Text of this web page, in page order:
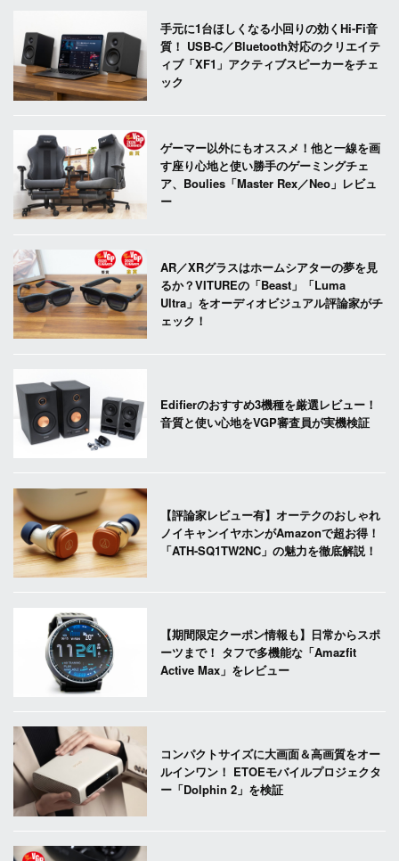
手元に1台ほしくなる小回りの効くHi-Fi音
質！ USB-C／Bluetooth対応のクリエイテ
ィブ「XF1」アクティブスピーカーをチェ
ック
ゲーマー以外にもオススメ！他と一線を画
す座り心地と使い勝手のゲーミングチェ
ア、Boulies「Master Rex／Neo」レビュ
ー
AR／XRグラスはホームシアターの夢を見
るか？VITUREの「Beast」「Luma
Ultra」をオーディオビジュアル評論家がチ
ェック！
Edifierのおすすめ3機種を厳選レビュー！
音質と使い心地をVGP審査員が実機検証
【評論家レビュー有】オーテクのおしゃれ
ノイキャンイヤホンがAmazonで超お得！
「ATH-SQ1TW2NC」の魅力を徹底解説！
【期間限定クーポン情報も】日常からスポ
ーツまで！ タフで多機能な「Amazfit
Active Max」をレビュー
コンパクトサイズに大画面＆高画質をオー
ルインワン！ ETOEモバイルプロジェクタ
ー「Dolphin 2」を検証